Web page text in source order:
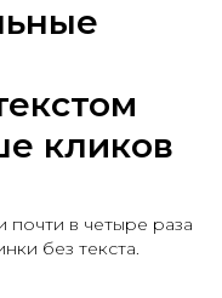
кликов
почти в четыре раза
без текста.